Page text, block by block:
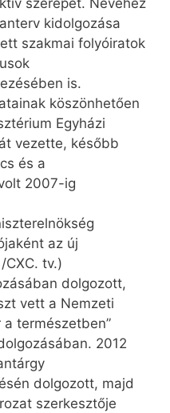
szerepet. Nevéhez
kidolgozása
szakmai folyóiratok
is.
köszönhetően
Egyházi
vezette, később
és a
2007-ig
az új
CXC. tv.)
dolgozott,
vett a Nemzeti
a természetben”
2012
dolgozott, majd
szerkesztője